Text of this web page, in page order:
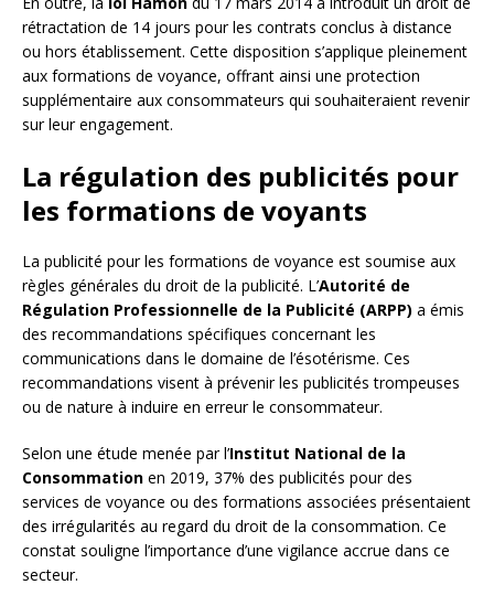
rétractation de 14 jours pour les contrats conclus à distance
ou hors établissement. Cette disposition s’applique pleinement
aux formations de voyance, offrant ainsi une protection
supplémentaire aux consommateurs qui souhaiteraient revenir
sur leur engagement.
La régulation des publicités pour
les formations de voyants
La publicité pour les formations de voyance est soumise aux
règles générales du droit de la publicité. L’Autorité de
Régulation Professionnelle de la Publicité (ARPP) a émis
des recommandations spécifiques concernant les
communications dans le domaine de l’ésotérisme. Ces
recommandations visent à prévenir les publicités trompeuses
ou de nature à induire en erreur le consommateur.
Selon une étude menée par l’Institut National de la
Consommation en 2019, 37% des publicités pour des
services de voyance ou des formations associées présentaient
des irrégularités au regard du droit de la consommation. Ce
constat souligne l’importance d’une vigilance accrue dans ce
secteur.